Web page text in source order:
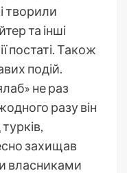
творили
та інші
постаті. Також
подій.
не раз
разу він
захищав
власниками